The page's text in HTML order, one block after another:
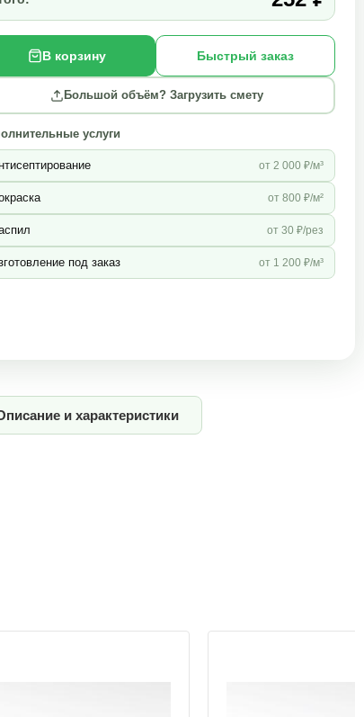
В корзину Быстрый заказ
Большой объём? Загрузить смету
услуги
от 2 000 ₽/м³
от 800 ₽/м²
от 30 ₽/рез
под заказ от 1 200 ₽/м³
и характеристики